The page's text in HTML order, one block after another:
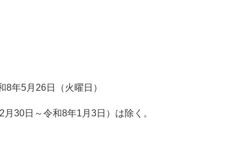
年5月26日（火曜日）
30日～令和8年1月3日）は除く。